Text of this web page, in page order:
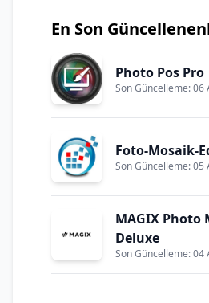
En Son
Photo Pos Pro
Son Güncelleme: 06
Foto-Mosaik-
Son Güncelleme: 05
MAGIX Photo
Deluxe
Son Güncelleme: 04